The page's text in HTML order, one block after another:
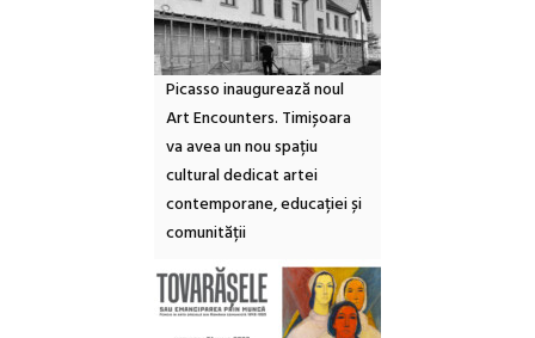
Picasso inaugurează noul
Art Encounters. Timișoara
va avea un nou spațiu
cultural dedicat artei
contemporane, educației și
comunității